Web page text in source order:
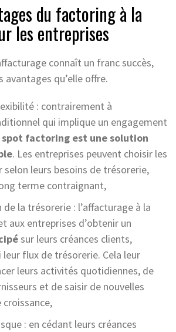
du factoring à la
les entreprises
connaît un franc succès,
avantages qu’elle offre.
: contrairement à
qui implique un engagement
spot factoring est une solution
. Les entreprises peuvent choisir les
selon leurs besoins de trésorerie,
terme contraignant,
la trésorerie : l’affacturage à la
aux entreprises d’obtenir un
sur leurs créances clients,
flux de trésorerie. Cela leur
leurs activités quotidiennes, de
et de saisir de nouvelles
: en cédant leurs créances